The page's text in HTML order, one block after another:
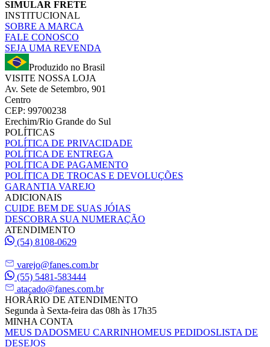
SIMULAR FRETE
INSTITUCIONAL
SOBRE A MARCA
FALE CONOSCO
SEJA UMA REVENDA
Produzido no Brasil
VISITE NOSSA LOJA
Av. Sete de Setembro, 901
Centro
CEP: 99700238
Erechim/Rio Grande do Sul
POLÍTICAS
POLÍTICA DE PRIVACIDADE
POLÍTICA DE ENTREGA
POLÍTICA DE PAGAMENTO
POLÍTICA DE TROCAS E DEVOLUÇÕES
GARANTIA VAREJO
ADICIONAIS
CUIDE BEM DE SUAS JÓIAS
DESCOBRA SUA NUMERAÇÃO
ATENDIMENTO
(54) 8108-0629
varejo@fanes.com.br
(55) 5481-583444
atacado@fanes.com.br
HORÁRIO DE ATENDIMENTO
Segunda à Sexta-feira das 08h às 17h35
MINHA CONTA
MEUS DADOSMEU CARRINHOMEUS PEDIDOSLISTA DE
DESEJOS